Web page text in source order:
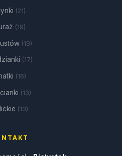
(21)
(19)
(19)
(17)
(16)
(13)
(13)